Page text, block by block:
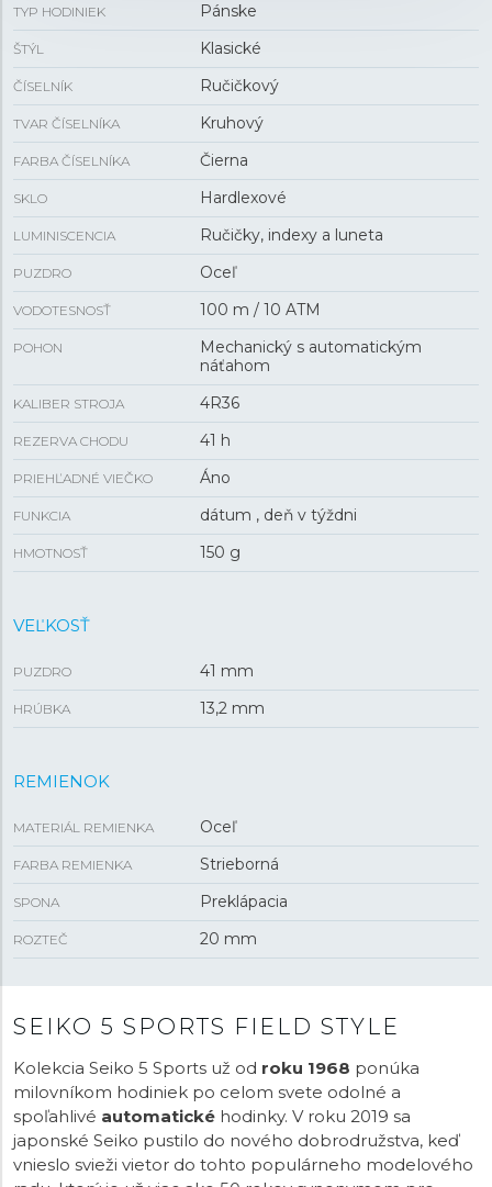
TYP HODINIEK Pánske
ŠTÝL Klasické
ČÍSELNÍK Ručičkový
TVAR ČÍSELNÍKA Kruhový
FARBA ČÍSELNÍKA Čierna
SKLO Hardlexové
LUMINISCENCIA Ručičky, indexy a luneta
PUZDRO Oceľ
VODOTESNOSŤ 100 m / 10 ATM
POHON
Mechanický s automatickým
náťahom
KALIBER STROJA 4R36
REZERVA CHODU 41 h
PRIEHĽADNÉ VIEČKO Áno
FUNKCIA dátum , deň v týždni
HMOTNOSŤ 150 g
VEĽKOSŤ
PUZDRO 41 mm
HRÚBKA 13,2 mm
REMIENOK
MATERIÁL REMIENKA Oceľ
FARBA REMIENKA Strieborná
SPONA Preklápacia
ROZTEČ 20 mm
SEIKO 5 SPORTS FIELD STYLE
Kolekcia Seiko 5 Sports už od roku 1968 ponúka
milovníkom hodiniek po celom svete odolné a
spoľahlivé automatické hodinky. V roku 2019 sa
japonské Seiko pustilo do nového dobrodružstva, keď
vnieslo svieži vietor do tohto populárneho modelového